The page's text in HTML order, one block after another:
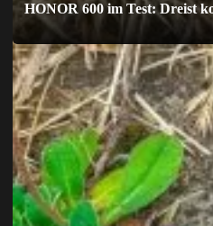
HONOR 600 im Test: Dreist